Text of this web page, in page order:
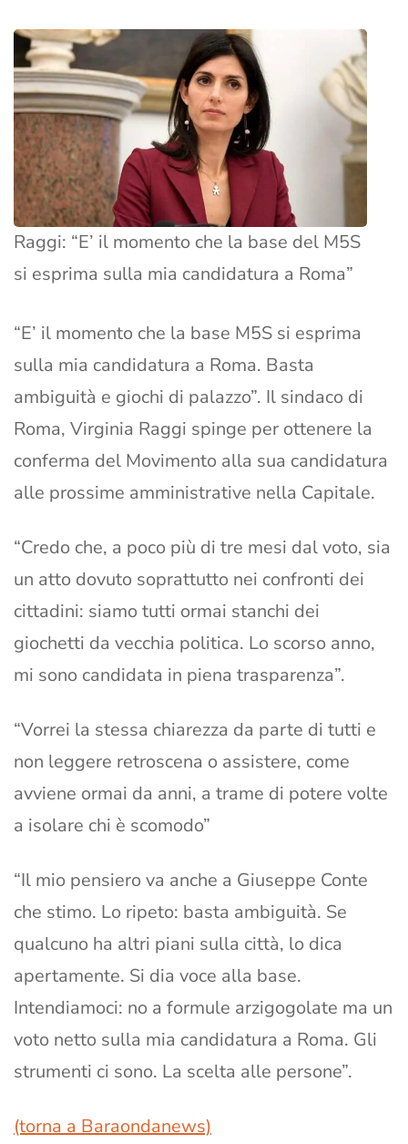
Raggi: “E’ il momento che la base del M5S
si esprima sulla mia candidatura a Roma”
“E’ il momento che la base M5S si esprima
sulla mia candidatura a Roma. Basta
ambiguità e giochi di palazzo”. Il sindaco di
Roma, Virginia Raggi spinge per ottenere la
conferma del Movimento alla sua candidatura
alle prossime amministrative nella Capitale.
“Credo che, a poco più di tre mesi dal voto, sia
un atto dovuto soprattutto nei confronti dei
cittadini: siamo tutti ormai stanchi dei
giochetti da vecchia politica. Lo scorso anno,
mi sono candidata in piena trasparenza”.
“Vorrei la stessa chiarezza da parte di tutti e
non leggere retroscena o assistere, come
avviene ormai da anni, a trame di potere volte
a isolare chi è scomodo”
“Il mio pensiero va anche a Giuseppe Conte
che stimo. Lo ripeto: basta ambiguità. Se
qualcuno ha altri piani sulla città, lo dica
apertamente. Si dia voce alla base.
Intendiamoci: no a formule arzigogolate ma un
voto netto sulla mia candidatura a Roma. Gli
strumenti ci sono. La scelta alle persone”.
(torna a Baraondanews)